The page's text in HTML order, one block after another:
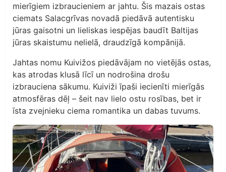
mierīgiem izbraucieniem ar jahtu. Šis mazais ostas
ciemats Salacgrīvas novadā piedāvā autentisku
jūras gaisotni un lieliskas iespējas baudīt Baltijas
jūras skaistumu nelielā, draudzīgā kompānijā.
Jahtas nomu Kuivižos piedāvājam no vietējās ostas,
kas atrodas klusā līcī un nodrošina drošu
izbrauciena sākumu. Kuiviži īpaši iecienīti mierīgās
atmosfēras dēļ – šeit nav lielo ostu rosības, bet ir
īsta zvejnieku ciema romantika un dabas tuvums.